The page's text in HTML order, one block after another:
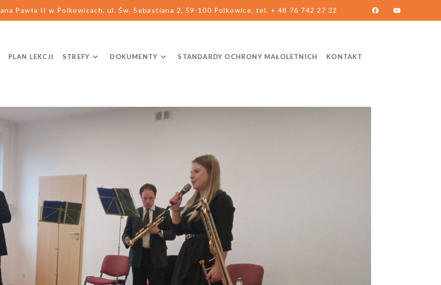
Pawła II w Polkowicach, ul. Św. Sebastiana 2, 59-100 Polkowice, tel. + 48 76 742 27 32
PLAN LEKCJI STREFY DOKUMENTY STANDARDY OCHRONY MAŁOLETNICH KONTAKT